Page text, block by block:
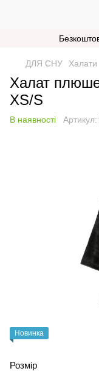
ДЛЯ СНУ Халати
Халат
XS/S
В наявності Артикул:
Новинка
Розмір